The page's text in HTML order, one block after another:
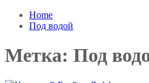
Home
Под водой
Метка: Под